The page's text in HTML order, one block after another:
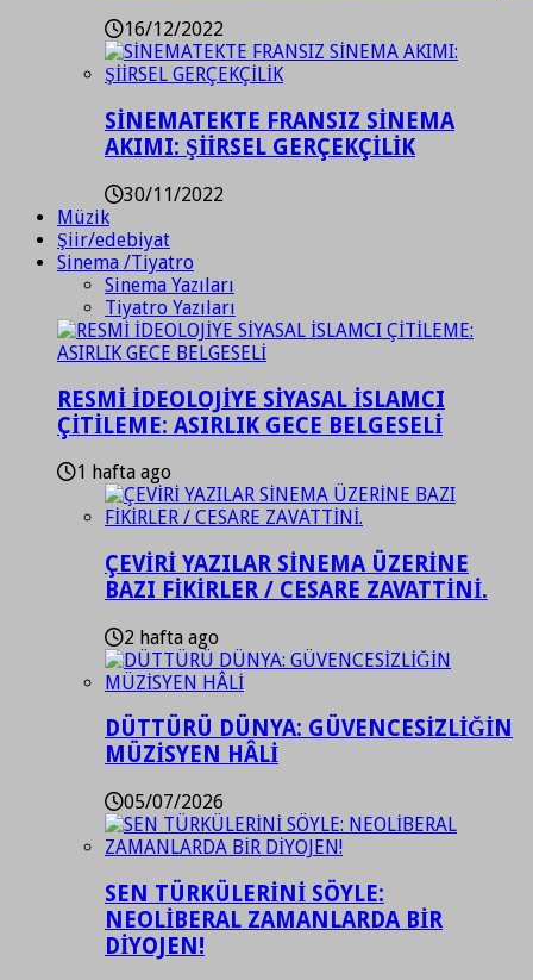
16/12/2022
SİNEMATEKTE FRANSIZ SİNEMA
AKIMI: ŞİİRSEL GERÇEKÇİLİK
30/11/2022
Müzik
Şiir/edebiyat
Sinema /Tiyatro
Sinema Yazıları
Tiyatro Yazıları
RESMİ İDEOLOJİYE SİYASAL İSLAMCI
ÇİTİLEME: ASIRLIK GECE BELGESELİ
1 hafta ago
ÇEVİRİ YAZILAR SİNEMA ÜZERİNE
BAZI FİKİRLER / CESARE ZAVATTİNİ.
2 hafta ago
DÜTTÜRÜ DÜNYA: GÜVENCESİZLİĞİN
MÜZİSYEN HÂLİ
05/07/2026
SEN TÜRKÜLERİNİ SÖYLE:
NEOLİBERAL ZAMANLARDA BİR
DİYOJEN!